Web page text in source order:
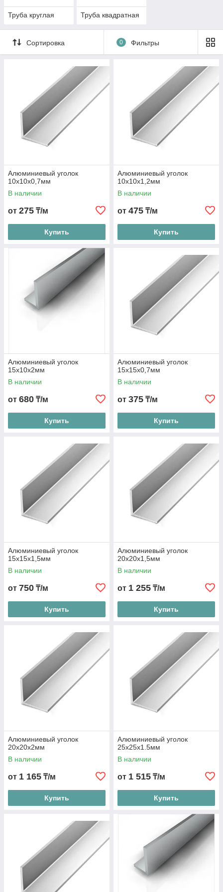
Труба круглая Труба квадратная
Сортировка 0 Фильтры
Алюминиевый уголок
10х10х0,7мм
В наличии
от 275 ₸/м
Купить
Алюминиевый уголок
10х10х1,2мм
В наличии
от 475 ₸/м
Купить
Алюминиевый уголок
15х10х2мм
В наличии
от 680 ₸/м
Купить
Алюминиевый уголок
15х15х0,7мм
В наличии
от 375 ₸/м
Купить
Алюминиевый уголок
15х15х1,5мм
В наличии
от 750 ₸/м
Купить
Алюминиевый уголок
20х20х1,5мм
В наличии
от 1 255 ₸/м
Купить
Алюминиевый уголок
20х20х2мм
В наличии
от 1 165 ₸/м
Купить
Алюминиевый уголок
25х25х1.5мм
В наличии
от 1 515 ₸/м
Купить